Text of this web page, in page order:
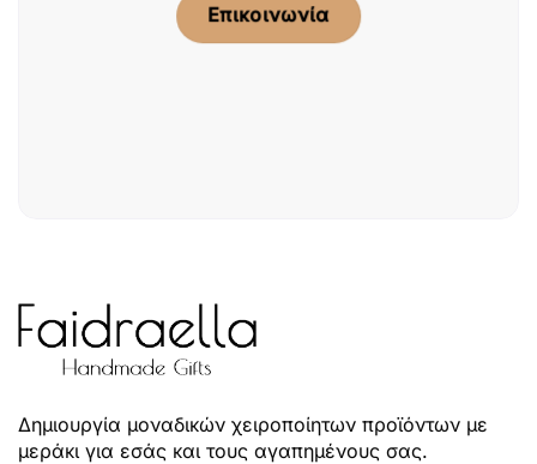
Επικοινωνία
Δημιουργία μοναδικών χειροποίητων προϊόντων με
μεράκι για εσάς και τους αγαπημένους σας.